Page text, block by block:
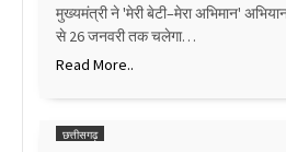
मुख्यमंत्री ने 'मेरी बेटी–मेरा अभिमान'
से 26 जनवरी तक चलेगा…
Read More..
छत्तीसगढ़